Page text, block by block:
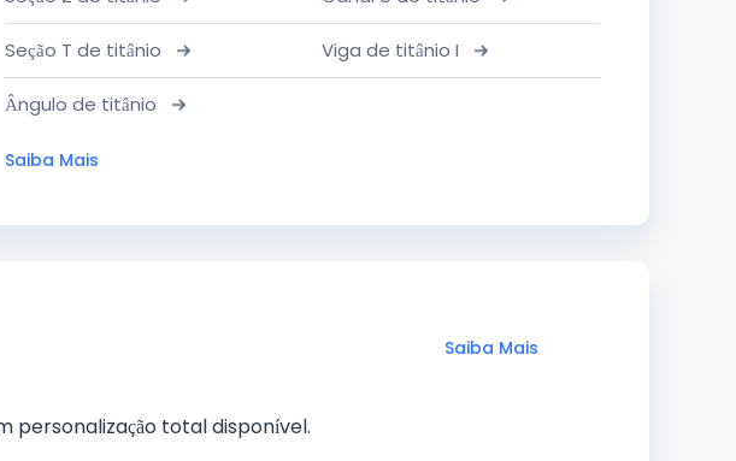
Seção T de titânio Viga de titânio I
Ângulo de titânio
Saiba Mais
Saiba Mais
personalização total disponível.